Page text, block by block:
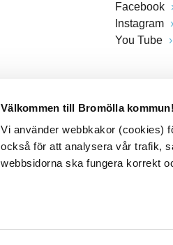
Välkommen till Bromölla kommun!
Vi använder webbkakor (cookies)
också för att analysera vår trafik,
webbsidorna ska fungera korrekt
Facebook
Instagram
You Tube